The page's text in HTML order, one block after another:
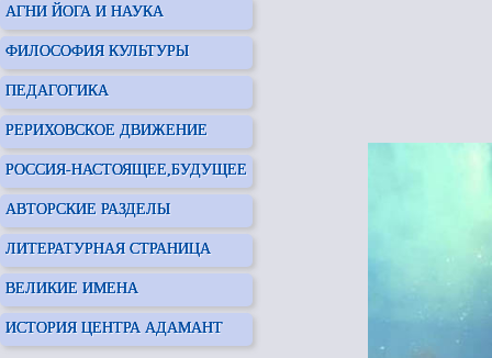
АГНИ ЙОГА И НАУКА
ФИЛОСОФИЯ КУЛЬТУРЫ
ПЕДАГОГИКА
РЕРИХОВСКОЕ ДВИЖЕНИЕ
РОССИЯ-НАСТОЯЩЕЕ,БУДУЩЕЕ
АВТОРСКИЕ РАЗДЕЛЫ
ЛИТЕРАТУРНАЯ СТРАНИЦА
ВЕЛИКИЕ ИМЕНА
ИСТОРИЯ ЦЕНТРА АДАМАНТ